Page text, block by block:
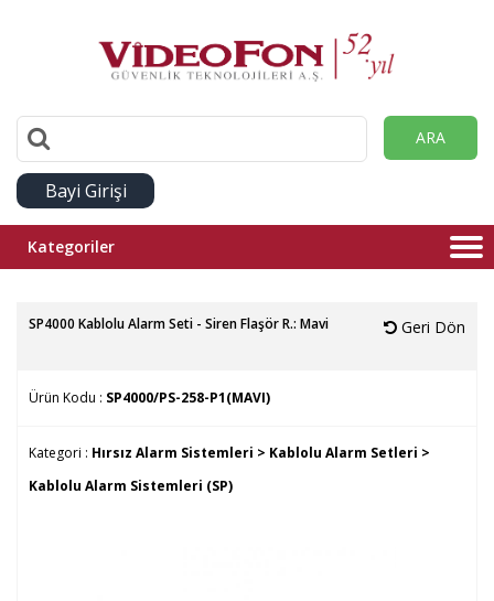
ARA
Bayi Girişi
Kategoriler
SP4000 Kablolu Alarm Seti - Siren Flaşör R.: Mavi Geri Dön
Ürün Kodu : SP4000/PS-258-P1(MAVI)
Kategori : Hırsız Alarm Sistemleri > Kablolu Alarm Setleri >
Kablolu Alarm Sistemleri (SP)